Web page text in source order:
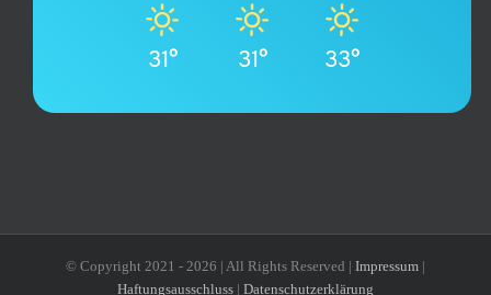
31° 31° 33°
© Copyright 2021 - 2026 | All Rights Reserved | Impressum |
Haftungsausschluss | Datenschutzerklärung